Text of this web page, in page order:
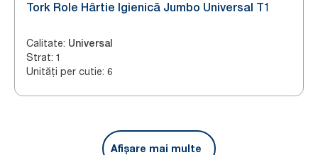
Tork Role Hârtie Igienică Jumbo Universal T1
Calitate: Universal
Strat: 1
Unități per cutie: 6
Afișare mai multe